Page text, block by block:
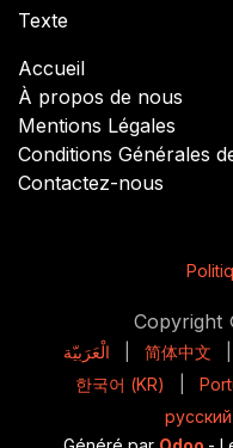
Texte
Accueil
À propos de nous
Mentions Légales
Conditions Générales
Contactez-nous
Copyright
الْعَرَبيّة 简体中文
한국어 (KR)